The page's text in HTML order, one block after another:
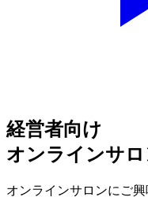
経営者向け
オンラインサ
オンラインサロンにご興